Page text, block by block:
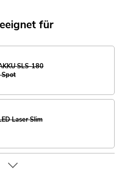
für
SLS-180
Spot
Laser Slim